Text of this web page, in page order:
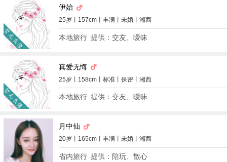
伊始
25岁丨157cm丨丰满丨未婚丨湘西
本地旅行 提供：交友、暧昧
真爱无悔
25岁丨158cm丨标准丨保密丨湘西
本地旅行 提供：交友、暧昧
月中仙
20岁丨165cm丨丰满丨未婚丨湘西
省内旅行 提供：陪玩、散心